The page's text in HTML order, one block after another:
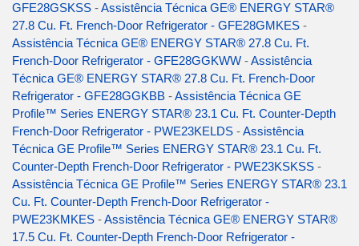
GFE28GSKSS -Assistência Técnica GE® ENERGY STAR®
27.8 Cu. Ft. French-Door Refrigerator - GFE28GMKES -
Assistência Técnica GE® ENERGY STAR® 27.8 Cu. Ft.
French-Door Refrigerator - GFE28GGKWW -Assistência
Técnica GE® ENERGY STAR® 27.8 Cu. Ft. French-Door
Refrigerator - GFE28GGKBB -Assistência Técnica GE
Profile™ Series ENERGY STAR® 23.1 Cu. Ft. Counter-Depth
French-Door Refrigerator - PWE23KELDS -Assistência
Técnica GE Profile™ Series ENERGY STAR® 23.1 Cu. Ft.
Counter-Depth French-Door Refrigerator - PWE23KSKSS -
Assistência Técnica GE Profile™ Series ENERGY STAR® 23.1
Cu. Ft. Counter-Depth French-Door Refrigerator -
PWE23KMKES -Assistência Técnica GE® ENERGY STAR®
17.5 Cu. Ft. Counter-Depth French-Door Refrigerator -